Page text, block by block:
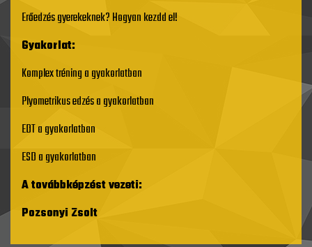
Erőedzés gyerekeknek? Hogyan kezdd el!
Gyakorlat:
Komplex tréning a gyakorlatban
Plyometrikus edzés a gyakorlatban
EDT a gyakorlatban
ESD a gyakorlatban
A továbbképzést vezeti:
Pozsonyi Zsolt